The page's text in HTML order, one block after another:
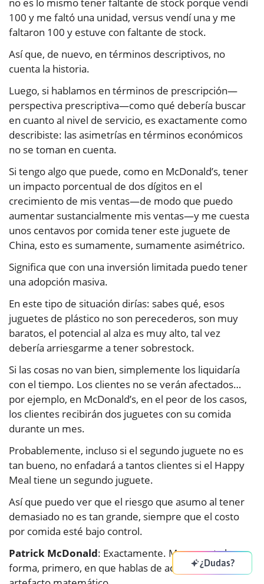
no es lo mismo tener faltante de stock porque vendí
100 y me faltó una unidad, versus vendí una y me
faltaron 100 y estuve con faltante de stock.
Así que, de nuevo, en términos descriptivos, no
cuenta la historia.
Luego, si hablamos en términos de prescripción—
perspectiva prescriptiva—como qué debería buscar
en cuanto al nivel de servicio, es exactamente como
describiste: las asimetrías en términos económicos
no se toman en cuenta.
Si tengo algo que puede, como en McDonald’s, tener
un impacto porcentual de dos dígitos en el
crecimiento de mis ventas—de modo que puedo
aumentar sustancialmente mis ventas—y me cuesta
unos centavos por comida tener este juguete de
China, esto es sumamente, sumamente asimétrico.
Significa que con una inversión limitada puedo tener
una adopción masiva.
En este tipo de situación dirías: sabes qué, esos
juguetes de plástico no son perecederos, son muy
baratos, el potencial al alza es muy alto, tal vez
debería arriesgarme a tener sobrestock.
Si las cosas no van bien, simplemente los liquidaría
con el tiempo. Los clientes no se verán afectados…
por ejemplo, en McDonald’s, en el peor de los casos,
los clientes recibirán dos juguetes con su comida
durante un mes.
Probablemente, incluso si el segundo juguete no es
tan bueno, no enfadará a tantos clientes si el Happy
Meal tiene un segundo juguete.
Así que puedo ver que el riesgo que asumo al tener
demasiado no es tan grande, siempre que el costo
por comida esté bajo control.
Patrick McDonald: Exactamente. Me encanta la
forma, primero, en que hablas de accuracy como un
¿Dudas?